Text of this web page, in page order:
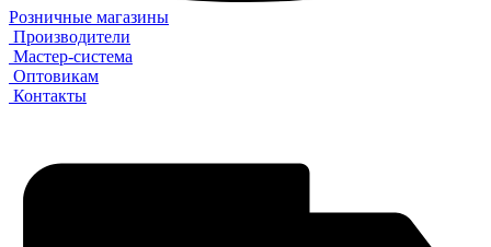
Розничные магазины
Производители
Мастер-система
Оптовикам
Контакты